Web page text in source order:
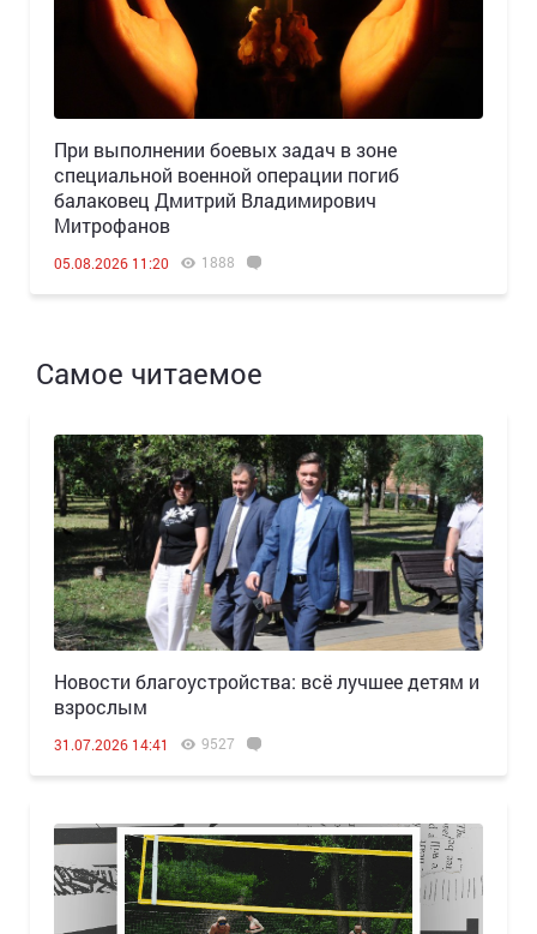
При выполнении боевых задач в зоне
специальной военной операции погиб
балаковец Дмитрий Владимирович
Митрофанов
05.08.2026 11:20 1888
Самое читаемое
Новости благоустройства: всё лучшее детям и
взрослым
31.07.2026 14:41 9527